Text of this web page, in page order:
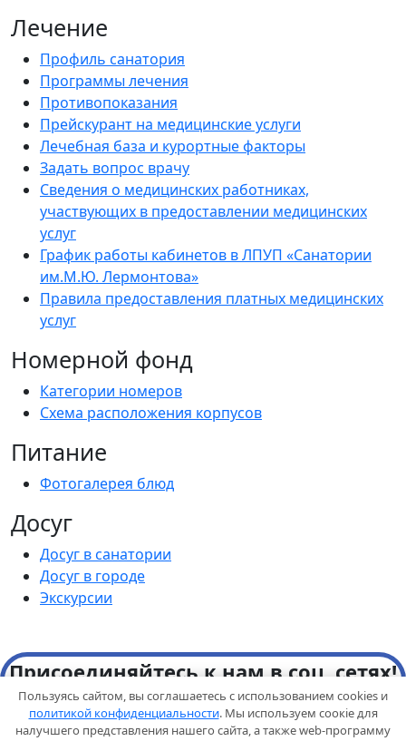
Лечение
Профиль санатория
Программы лечения
Противопоказания
Прейскурант на медицинские услуги
Лечебная база и курортные факторы
Задать вопрос врачу
Сведения о медицинских работниках,
участвующих в предоставлении медицинских
услуг
График работы кабинетов в ЛПУП «Санатории
им.М.Ю. Лермонтова»
Правила предоставления платных медицинских
услуг
Номерной фонд
Категории номеров
Схема расположения корпусов
Питание
Фотогалерея блюд
Досуг
Досуг в санатории
Досуг в городе
Экскурсии
Присоединяйтесь к нам в соц. сетях!
Новости, акции и важные объявления
Пользуясь сайтом, вы соглашаетесь с использованием cookies и
политикой конфиденциальности. Мы используем соокіе для
налучшего представления нашего сайта, а также web-программу